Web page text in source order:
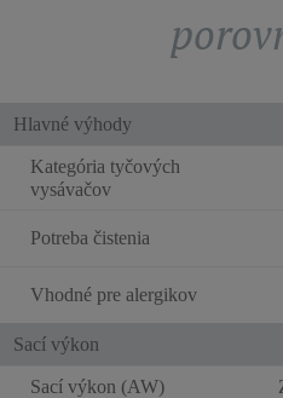
Hlavné výhody
Kategória tyčových
vysávačov
Potreba čistenia
Vhodné pre alergikov
Sací výkon
Sací výkon (AW)